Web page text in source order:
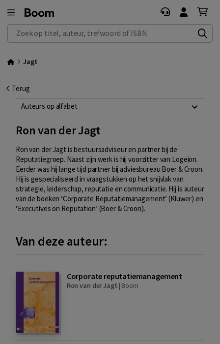
Zoek op titel, auteur, trefwoord of ISBN
Jagt
Terug
Auteurs op alfabet
Ron van der Jagt
Ron van der Jagt is bestuursadviseur en partner bij de
Reputatiegroep. Naast zijn werk is hij voorzitter van Logeion.
Eerder was hij lange tijd partner bij adviesbureau Boer & Croon.
Hij is gespecialiseerd in vraagstukken op het snijvlak van
strategie, leiderschap, reputatie en communicatie. Hij is auteur
van de boeken ‘Corporate Reputatiemanagement’ (Kluwer) en
‘Executives on Reputation’ (Boer & Croon).
Van deze auteur:
Corporate reputatiemanagement
Ron van der Jagt | Boom